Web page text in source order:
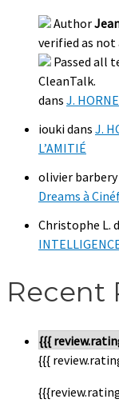
Author
verified as not
Passed all
CleanTalk.
dans J.
ioukidans J.
L’AMITIÉ
olivier barbery
Dreams à
Christophe L.
Recent
{{{
{{{